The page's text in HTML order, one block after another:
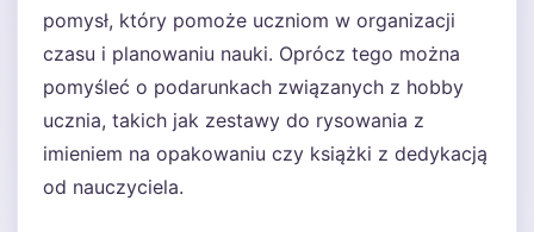
pomysł, który pomoże uczniom w organizacji
czasu i planowaniu nauki. Oprócz tego można
pomyśleć o podarunkach związanych z hobby
ucznia, takich jak zestawy do rysowania z
imieniem na opakowaniu czy książki z dedykacją
od nauczyciela.